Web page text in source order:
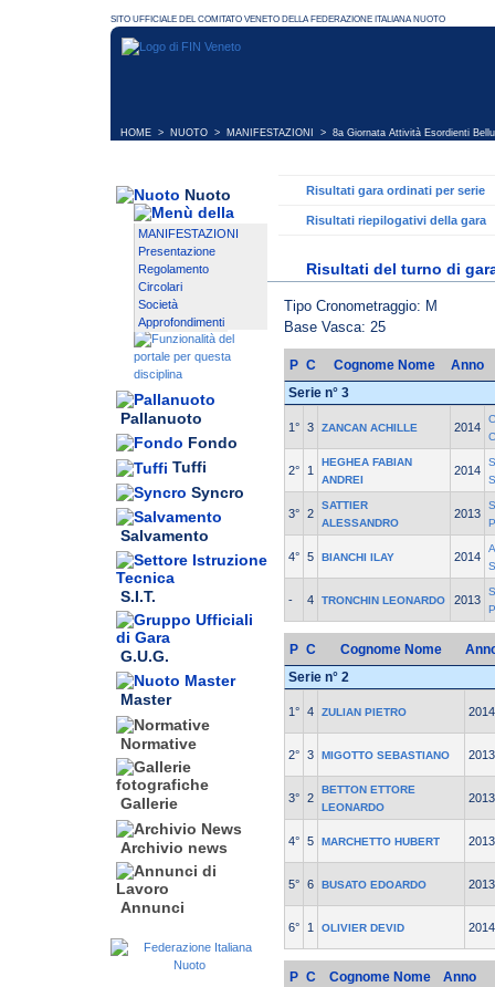
HOME > NUOTO > MANIFESTAZIONI > 8a Giornata Attività Esordienti
Nuoto
MANIFESTAZIONI
Presentazione
Regolamento
Circolari
Società
Approfondimenti
Pallanuoto
Fondo
Tuffi
Syncro
Salvamento
S.I.T.
G.U.G.
Master
Normative
Gallerie
Archivio news
Annunci
Risultati gara ordinati per serie
Risultati riepilogativi della gara
Risultati del turno di
Tipo Cronometraggio: M
Base Vasca: 25
P C Cognome Nome
Anno
Serie n° 3
1° 3 ZANCAN ACHILLE 2014
2° 1
HEGHEA FABIAN
ANDREI
2014
3° 2
SATTIER
ALESSANDRO
2013
4° 5 BIANCHI ILAY 2014
- 4 TRONCHIN LEONARDO 2013
P C Cognome Nome
Serie n° 2
1° 4 ZULIAN PIETRO 2014
2° 3 MIGOTTO SEBASTIANO 2013
3° 2
BETTON ETTORE
LEONARDO
2013
4° 5 MARCHETTO HUBERT 2013
5° 6 BUSATO EDOARDO 2013
6° 1 OLIVIER DEVID 2014
P C Cognome Nome
Anno